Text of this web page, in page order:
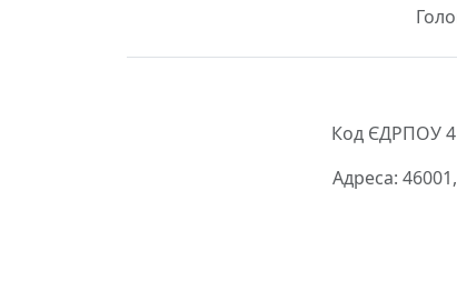
Код ЄДРПОУ
Адреса: